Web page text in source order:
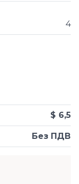
4
Без ПДВ
$ 6,5